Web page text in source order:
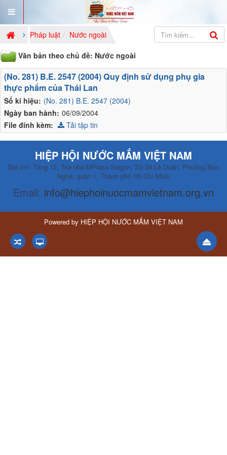
Pháp luật Nước ngoài
Văn bản theo chủ đề: Nước ngoài
Số kí hiệu: (No. 281) B.E. 2547 (2004)
Ngày ban hành: 06/09/2004
(No. 281) B.E. 2547 (2004) Quy định sử dụng phụ gia
thực phẩm của Thái Lan
File đính kèm: Tải tập tin
HIỆP HỘI NƯỚC MẮM VIỆT NAM
Địa chỉ: Tầng 12, Toà nhà MPlaza Saigon, Số 39 Lê Duẩn, Phường Bến
Nghé, quận 1, Thành phố Hồ Chí Minh
Email: info@hiephoinuocmamvietnam.org.vn
Powered by HIỆP HỘI NƯỚC MẮM VIỆT NAM